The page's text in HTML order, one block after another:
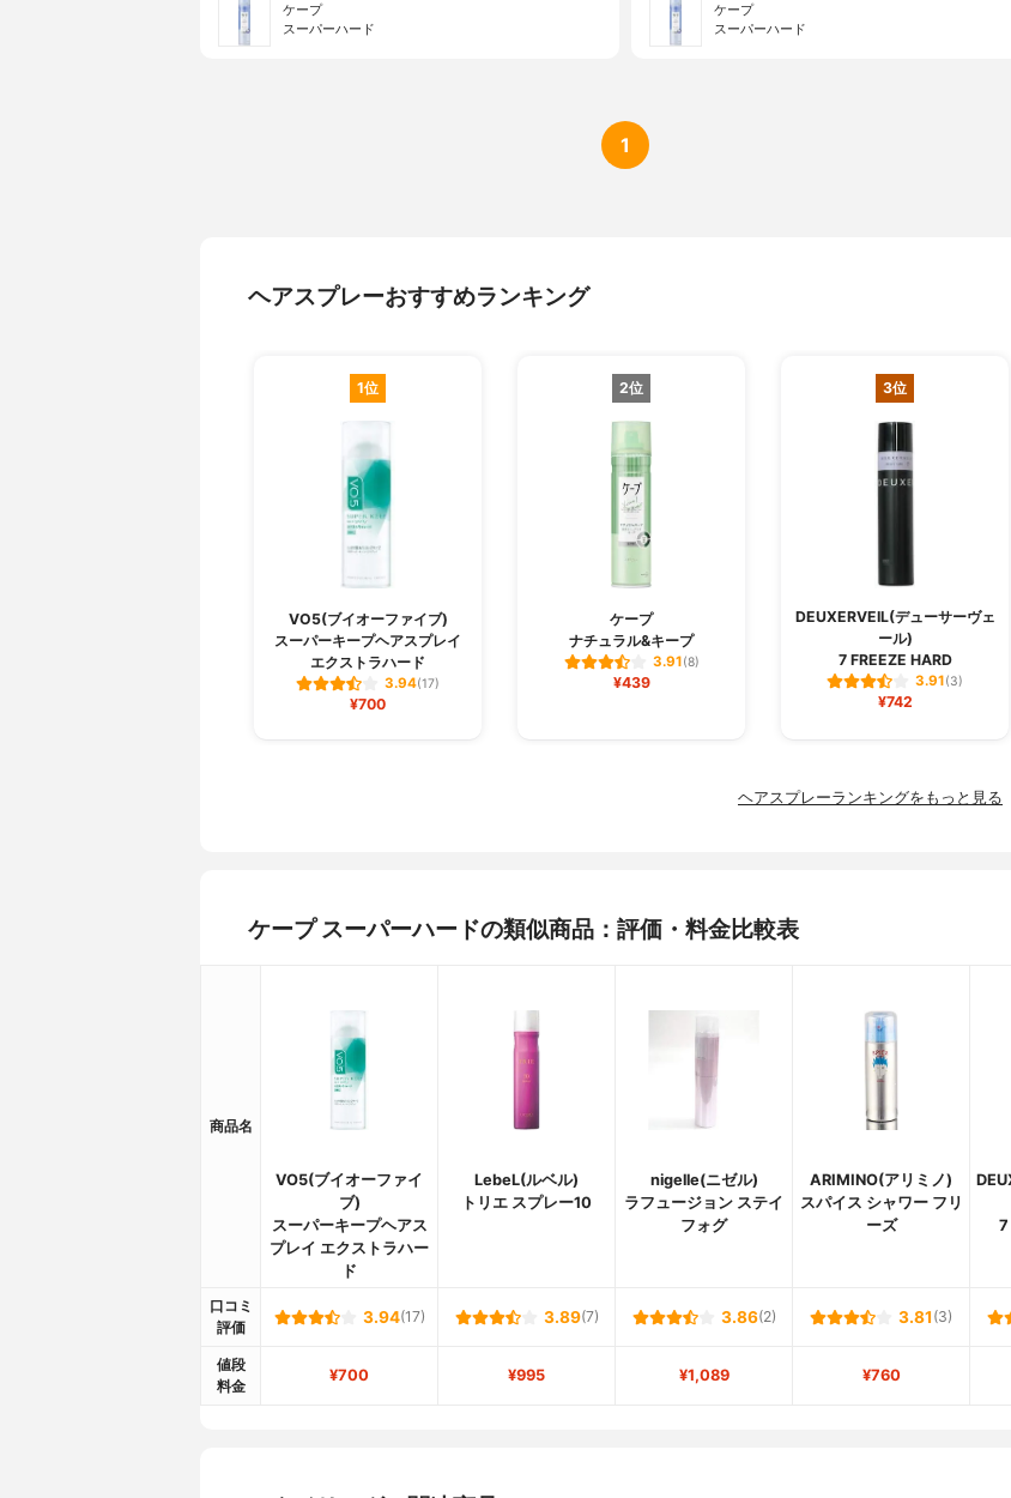
ケープ
スーパーハード
ケープ
スーパーハード
1
ヘアスプレーおすすめランキング
1位
VO5(ブイオーファイブ)
スーパーキープヘアスプレイ
エクストラハード
3.94(17)
¥700
2位
ケープ
ナチュラル&キープ
3.91(8)
¥439
3位
DEUXERVEIL(デューサーヴェ
ール)
7 FREEZE HARD
3.91(3)
¥742
ヘアスプレーランキングをもっと見る
ケープ スーパーハードの類似商品：評価・料金比較表
商品名
VO5(ブイオーファイ
ブ)
スーパーキープヘアス
プレイ エクストラハー
ド
LebeL(ルベル)
トリエ スプレー10
nigelle(ニゼル)
ラフュージョン ステイ
フォグ
ARIMINO(アリミノ)
スパイス シャワー フリ
ーズ
7
口コミ
評価
3.94(17) 3.89(7) 3.86(2) 3.81 (3)
値段
料金
¥700 ¥995 ¥1,089 ¥760